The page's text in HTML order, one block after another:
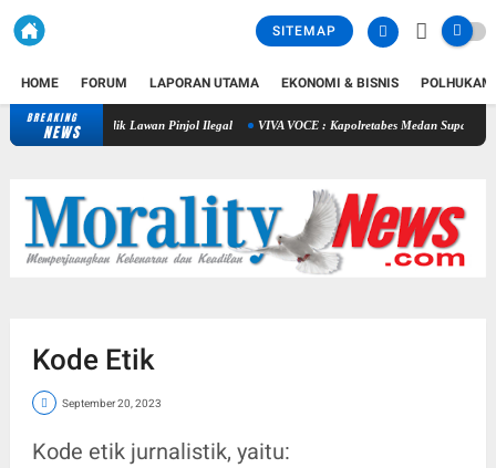
SITEMAP
HOME FORUM LAPORAN UTAMA EKONOMI & BISNIS POLHUKAM
BREAKING
NEWS
Publik Lawan Pinjol Ilegal VIVA VOCE : Kapolretabes Medan Supaya Mengusut
Kode Etik
September 20, 2023
Kode etik jurnalistik, yaitu: